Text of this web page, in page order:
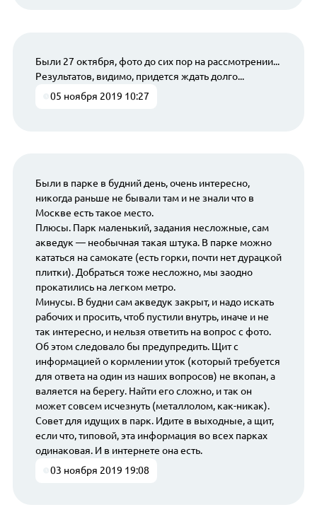
Были 27 октября, фото до сих пор на рассмотрении...
Результатов, видимо, придется ждать долго...
05 ноября 2019 10:27
Были в парке в будний день, очень интересно,
никогда раньше не бывали там и не знали что в
Москве есть такое место.
Плюсы. Парк маленький, задания несложные, сам
акведук — необычная такая штука. В парке можно
кататься на самокате (есть горки, почти нет дурацкой
плитки). Добраться тоже несложно, мы заодно
прокатились на легком метро.
Минусы. В будни сам акведук закрыт, и надо искать
рабочих и просить, чтоб пустили внутрь, иначе и не
так интересно, и нельзя ответить на вопрос с фото.
Об этом следовало бы предупредить. Щит с
информацией о кормлении уток (который требуется
для ответа на один из наших вопросов) не вкопан, а
валяется на берегу. Найти его сложно, и так он
может совсем исчезнуть (металлолом, как-никак).
Совет для идущих в парк. Идите в выходные, а щит,
если что, типовой, эта информация во всех парках
одинаковая. И в интернете она есть.
03 ноября 2019 19:08